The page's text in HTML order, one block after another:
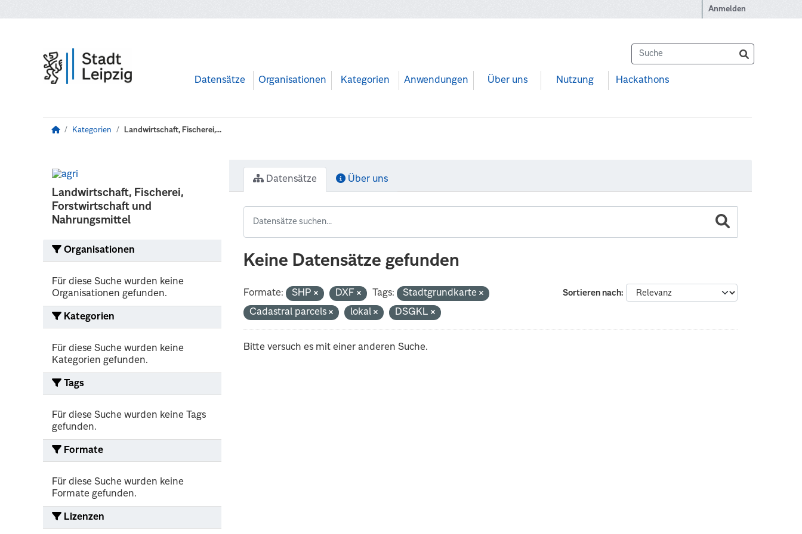
Anmelden
Datensätze Organisationen Kategorien Anwendungen Über uns Nutzung Hackathons
Kategorien Landwirtschaft, Fischerei,...
Landwirtschaft, Fischerei,
Forstwirtschaft und
Nahrungsmittel
Organisationen
Für diese Suche wurden keine
Organisationen gefunden.
Kategorien
Für diese Suche wurden keine
Kategorien gefunden.
Tags
Für diese Suche wurden keine Tags
gefunden.
Formate
Für diese Suche wurden keine
Formate gefunden.
Lizenzen
Datensätze Über uns
Keine Datensätze gefunden
Sortieren nach
Formate: SHP DXF Tags:
Stadtgrundkarte
Cadastral parcels
lokal DSGKL
Bitte versuch es mit einer anderen Suche.